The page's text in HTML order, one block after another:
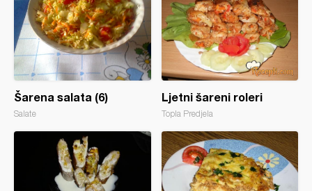
Šarena salata (6)
Salate
Ljetni šareni roleri
Topla Predjela